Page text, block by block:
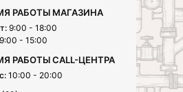
РАБОТЫ МАГАЗИНА
9:00 - 18:00
- 15:00
РАБОТЫ CALL-ЦЕНТРА
10:00 - 20:00